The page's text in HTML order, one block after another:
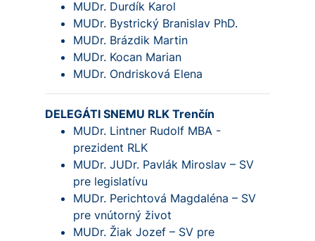
MUDr. Durdík Karol
MUDr. Bystrický Branislav PhD.
MUDr. Brázdik Martin
MUDr. Kocan Marian
MUDr. Ondrisková Elena
DELEGÁTI SNEMU RLK Trenčín
MUDr. Lintner Rudolf MBA -
prezident RLK
MUDr. JUDr. Pavlák Miroslav – SV
pre legislatívu
MUDr. Perichtová Magdaléna – SV
pre vnútorný život
MUDr. Žiak Jozef – SV pre